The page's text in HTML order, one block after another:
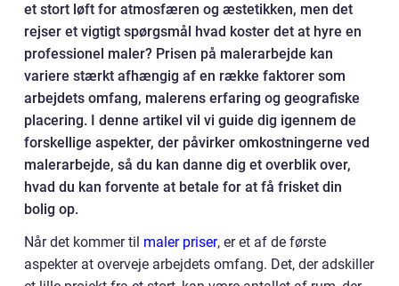
et stort løft for atmosfæren og æstetikken, men det
rejser et vigtigt spørgsmål hvad koster det at hyre en
professionel maler? Prisen på malerarbejde kan
variere stærkt afhængig af en række faktorer som
arbejdets omfang, malerens erfaring og geografiske
placering. I denne artikel vil vi guide dig igennem de
forskellige aspekter, der påvirker omkostningerne ved
malerarbejde, så du kan danne dig et overblik over,
hvad du kan forvente at betale for at få frisket din
bolig op.
Når det kommer til maler priser, er et af de første
aspekter at overveje arbejdets omfang. Det, der adskiller